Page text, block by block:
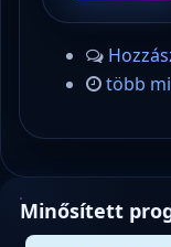
több
Minősített